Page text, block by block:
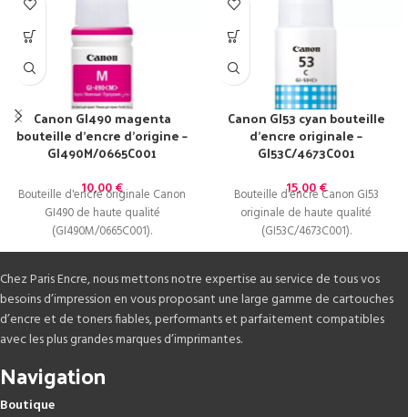
Canon GI490 magenta
bouteille d’encre d’origine –
GI490M/0665C001
10,00€
Bouteille d'encre originale Canon
GI490 de haute qualité
(GI490M/0665C001).
Canon GI53 cyan bouteille
d’encre originale –
GI53C/4673C001
15,00€
Bouteille d'encre Canon GI53
originale de haute qualité
(GI53C/4673C001).
Chez Paris Encre, nous mettons notre expertise au service de tous vos
besoins d’impression en vous proposant une large gamme de cartouches
d’encre et de toners fiables, performants et parfaitement compatibles
avec les plus grandes marques d’imprimantes.
Navigation
Boutique